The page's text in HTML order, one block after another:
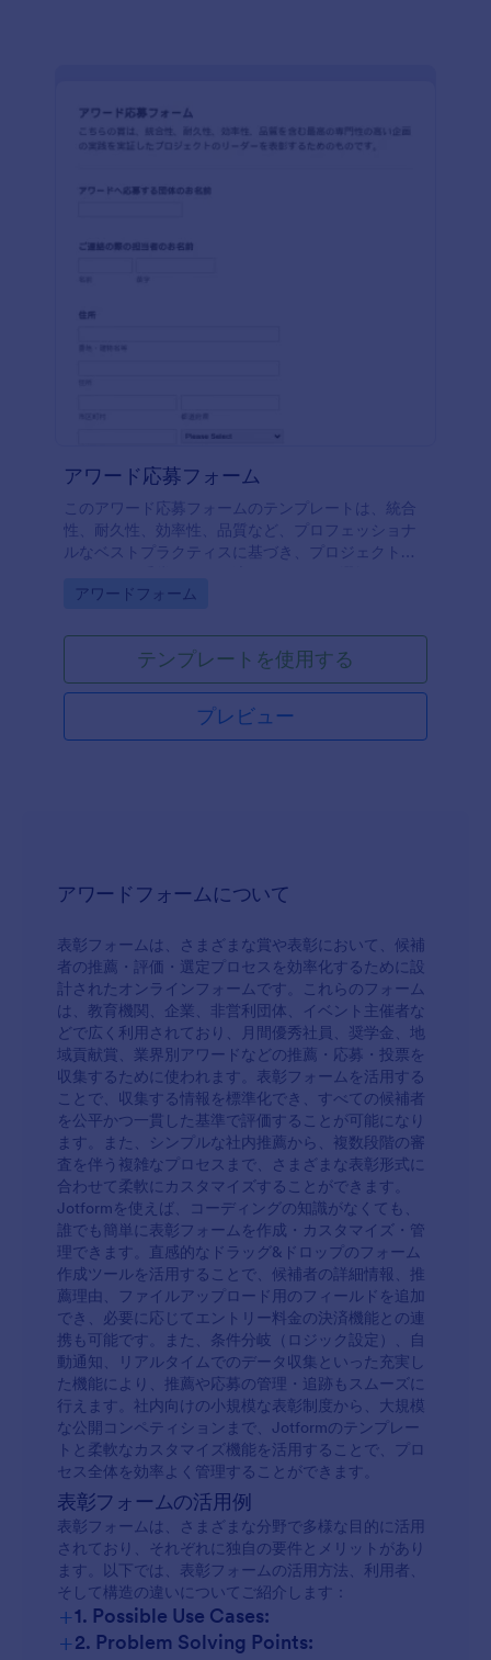
アワード応募フォーム
このアワード応募フォームのテンプレートは、統合
性、耐久性、効率性、品質など、プロフェッショナ
ルなベストプラクティスに基づき、プロジェクトが
めに使用できる優れたツールです。連絡先や、プロ
か、プロジェクトに資源保全活動を導入するために
どのような手順が取られたかといった、プロジェク
トの質問に属するあらゆる回答を収集することがで
きます。また、参加者は、このアワード応募フォー
ムにファイルをアップロードすることができます。
Go to Category:
アワードフォーム
テンプレートを使用する
プレビュー
アワードフォームについて
表彰フォームは、さまざまな賞や表彰において、候補
者の推薦・評価・選定プロセスを効率化するために設
計されたオンラインフォームです。これらのフォーム
は、教育機関、企業、非営利団体、イベント主催者な
どで広く利用されており、月間優秀社員、奨学金、地
域貢献賞、業界別アワードなどの推薦・応募・投票を
収集するために使われます。表彰フォームを活用する
ことで、収集する情報を標準化でき、すべての候補者
を公平かつ一貫した基準で評価することが可能になり
ます。また、シンプルな社内推薦から、複数段階の審
査を伴う複雑なプロセスまで、さまざまな表彰形式に
合わせて柔軟にカスタマイズすることができます。
Jotformを使えば、コーディングの知識がなくても、
誰でも簡単に表彰フォームを作成・カスタマイズ・管
理できます。直感的なドラッグ&ドロップのフォーム
作成ツールを活用することで、候補者の詳細情報、推
薦理由、ファイルアップロード用のフィールドを追加
でき、必要に応じてエントリー料金の決済機能との連
携も可能です。また、条件分岐（ロジック設定）、自
動通知、リアルタイムでのデータ収集といった充実し
た機能により、推薦や応募の管理・追跡もスムーズに
行えます。社内向けの小規模な表彰制度から、大規模
な公開コンペティションまで、Jotformのテンプレー
トと柔軟なカスタマイズ機能を活用することで、プロ
セス全体を効率よく管理することができます。
表彰フォームの活用例
表彰フォームは、さまざまな分野で多様な目的に活用
されており、それぞれに独自の要件とメリットがあり
ます。以下では、表彰フォームの活用方法、利用者、
そして構造の違いについてご紹介します：
+1. Possible Use Cases:
+2. Problem Solving Points: